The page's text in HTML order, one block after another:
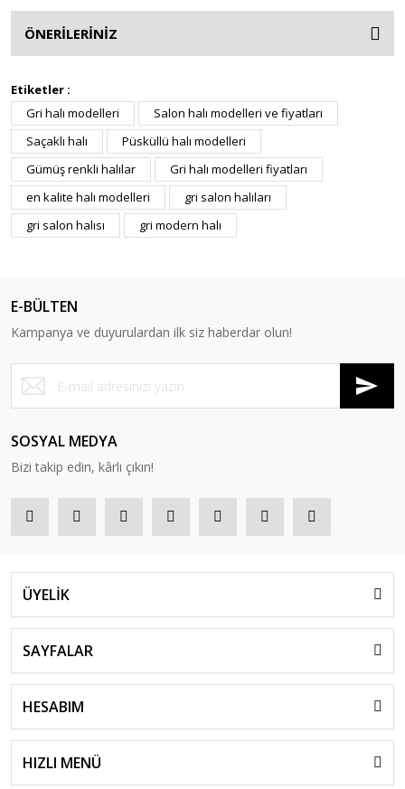
ÖNERİLERİNİZ
Etiketler :
Gri halı modelleri
Salon halı modelleri ve fiyatları
Saçaklı halı
Püsküllü halı modelleri
Gümüş renkli halılar
Gri halı modelleri fiyatları
en kalite halı modelleri
gri salon halıları
gri salon halısı
gri modern halı
E-BÜLTEN
Kampanya ve duyurulardan ilk siz haberdar olun!
SOSYAL MEDYA
Bizi takip edin, kârlı çıkın!
ÜYELİK
SAYFALAR
HESABIM
HIZLI MENÜ